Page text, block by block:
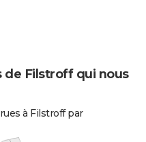
de Filstroff qui nous
à Filstroff par